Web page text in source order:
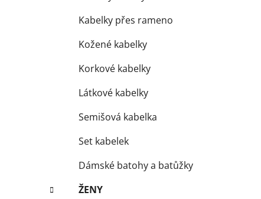
Kabelky přes rameno
Kožené kabelky
Korkové kabelky
Látkové kabelky
Semišová kabelka
Set kabelek
Dámské batohy a batůžky
ŽENY